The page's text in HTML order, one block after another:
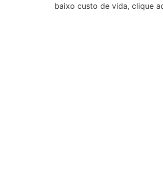
baixo custo de vida, clique